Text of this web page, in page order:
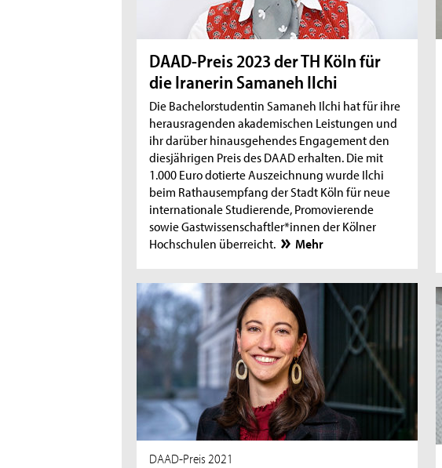
DAAD-Preis 2023 der TH Köln für
die Iranerin Samaneh Ilchi
Die Bachelorstudentin Samaneh Ilchi hat für ihre
herausragenden akademischen Leistungen und
ihr darüber hinausgehendes Engagement den
diesjährigen Preis des DAAD erhalten. Die mit
1.000 Euro dotierte Auszeichnung wurde Ilchi
beim Rathausempfang der Stadt Köln für neue
internationale Studierende, Promovierende
sowie Gastwissenschaftler*innen der Kölner
Hochschulen überreicht.
Mehr
DAAD-Preis 2021